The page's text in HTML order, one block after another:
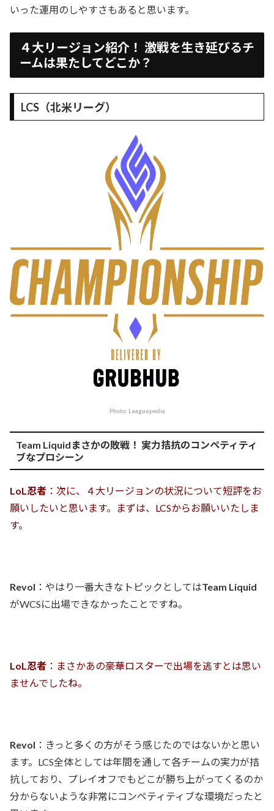
いった運用のしやすさもあると思います。
４大リージョン紹介！ 激戦を生き延びるチ
ームは果たしてどこか？
LCS（北米リーグ）
Photo: Leaguepedia
Team Liquidまさかの敗戦！ 実力拮抗のコンペティティ
ブなプロシーン
LoL忍者 ：次に、４大リージョンの状況について短評をお
願いしたいと思います。まずは、LCSからお願いいたしま
す。
Revol ：やはり一番大きなトピックとしてはTeam Liquid
がWCSに出場できなかったことですね。
LoL忍者 ：まさかあの豪華ロスターで出場を逃すとは思い
ませんでしたね。
Revol ：きっと多くの方がそう感じたのではないかと思い
ます。LCS全体としては年間を通して各チームの実力が拮
抗しており、プレイオフでもどこが勝ち上がってくるのか
分からないような非常にコンペティティブな環境だったと